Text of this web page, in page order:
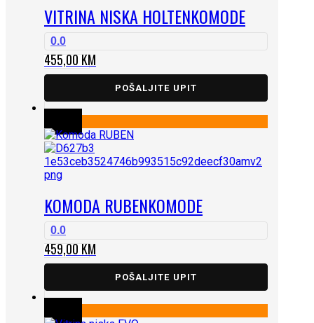
VITRINA NISKA HOLTENKOMODE
0.0
455,00KM
POŠALJITE UPIT
KOMODA RUBENKOMODE
0.0
459,00KM
POŠALJITE UPIT